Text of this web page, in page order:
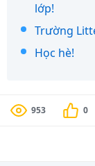
lớp!
Trường
Học hè!
953 0